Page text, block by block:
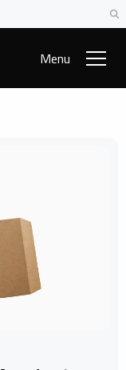
Menu